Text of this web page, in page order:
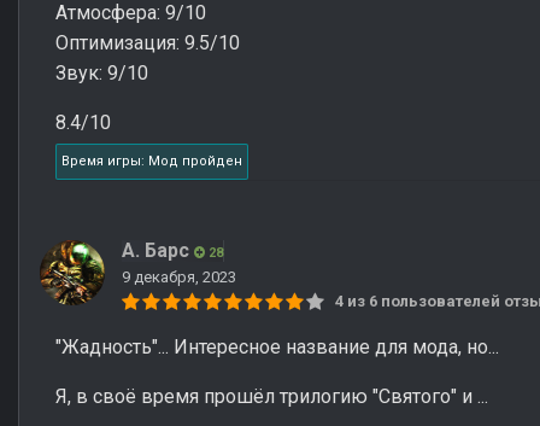
Атмосфера: 9/10
Оптимизация: 9.5/10
Звук: 9/10
8.4/10
Время игры: Мод пройден
А. Барс 28
9 декабря, 2023
4 из 6 пользователей
"Жадность"... Интересное название для мода, но...
Я, в своё время прошёл трилогию "Святого" и ...